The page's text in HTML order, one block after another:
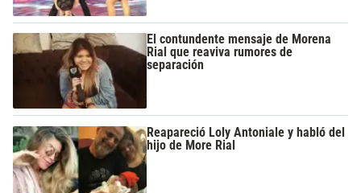
El contundente mensaje de Morena
Rial que reaviva rumores de
separación
Reapareció Loly Antoniale y habló del
hijo de More Rial